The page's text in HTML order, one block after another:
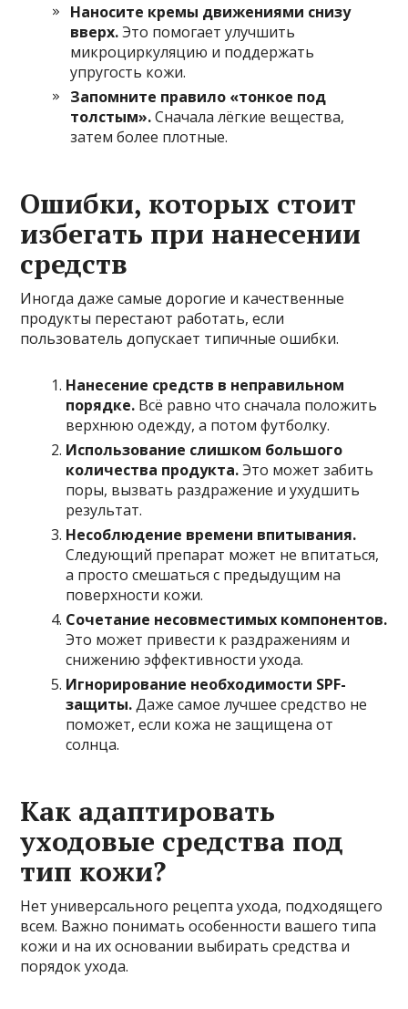
Наносите кремы движениями снизу
вверх.Это помогает улучшить
микроциркуляцию и поддержать
упругость кожи.
Запомните правило «тонкое под
толстым».Сначала лёгкие вещества,
затем более плотные.
Ошибки, которых стоит
избегать при нанесении
средств
Иногда даже самые дорогие и качественные
продукты перестают работать, если
пользователь допускает типичные ошибки.
Нанесение средств в неправильном
порядке. Всё равно что сначала положить
верхнюю одежду, а потом футболку.
Использование слишком большого
количества продукта.Это может забить
поры, вызвать раздражение и ухудшить
результат.
Несоблюдение времени впитывания.
Следующий препарат может не впитаться,
а просто смешаться с предыдущим на
поверхности кожи.
Сочетание несовместимых компонентов.
Это может привести к раздражениям и
снижению эффективности ухода.
Игнорирование необходимости SPF-
защиты.Даже самое лучшее средство не
поможет, если кожа не защищена от
солнца.
Как адаптировать
уходовые средства под
тип кожи?
Нет универсального рецепта ухода, подходящего
всем. Важно понимать особенности вашего типа
кожи и на их основании выбирать средства и
порядок ухода.